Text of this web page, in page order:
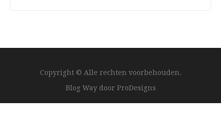
Copyright © Alle rechten voorbehouden.
Blog Way door ProDesigns